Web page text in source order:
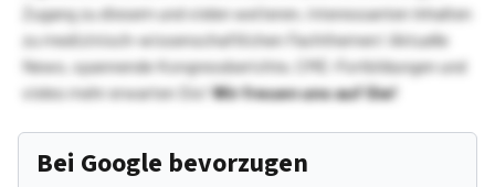
Zugang zu diesem und vielen weiteren, interessanten Inhalten
zu medizinisch-wissenschaftlichen Fachthemen! Aktuelle
News, spannende Kongressberichte, CME-Fortbildungen und
vieles mehr erwarten Sie!Wir freuen uns auf Sie!
Bei Google bevorzugen